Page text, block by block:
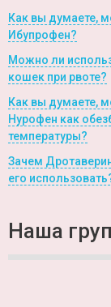
Как вы думаете,
Ибупрофен?
Можно ли
кошек при рвоте?
Как вы думаете,
Нурофен как
температуры?
Зачем
его
Наша